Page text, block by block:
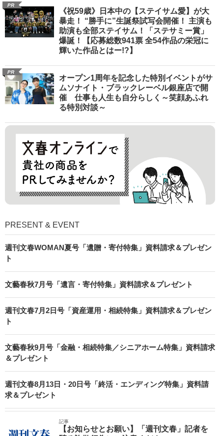
PR
《祝59歳》日本中の【ステイサム愛】が大
暴走！ “勝手に”生誕祭試写会開催！ 主演も
助演も全部ステイサム！「ステサミー賞」
爆誕！【応募総数941票 全54作品の栄冠に
輝いた作品とはー!?】
PR
オープン1周年を記念した特別イベントがサ
ムソナイト・ブラックレーベル銀座店で開
催 仕事も人生も自分らしく～笑顔あふれ
る特別対談～
PRESENT & EVENT
週刊文春WOMAN夏号「遺贈・寄付特集」資料請求＆プレゼン
ト
文藝春秋7月号「遺言・寄付特集」資料請求＆プレゼント
週刊文春7月2日号「資産運用・相続特集」資料請求＆プレゼン
ト
文藝春秋9月号「金融・相続特集／シニアホーム特集」資料請求
＆プレゼント
週刊文春8月13日・20日号「終活・エンディング特集」資料請
求＆プレゼント
記事
【お知らせとお願い】「週刊文春」記者を